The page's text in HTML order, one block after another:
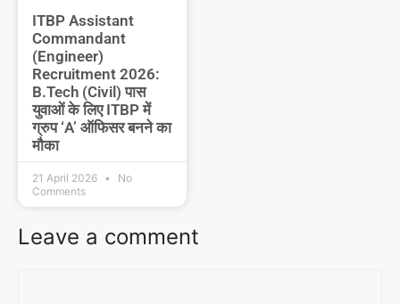
ITBP Assistant
Commandant
(Engineer)
Recruitment 2026:
B.Tech (Civil) पास
युवाओं के लिए ITBP में
ग्रुप ‘A’ ऑफिसर बनने का
मौका
21 April 2026
No
Comments
Leave a comment